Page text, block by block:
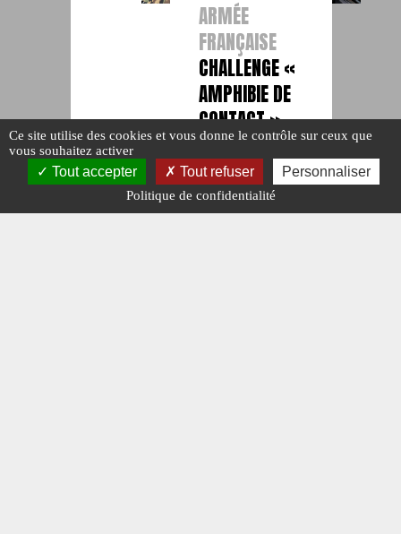
ARMÉE
FRANÇAISE
CHALLENGE «
AMPHIBIE DE
CONTACT »
au 21e RIMa
#EXERCICE.
#INFANTERIE.
#N°481.
Publié le : 8
Ce site utilise des cookies et vous donne le contrôle sur ceux que
vous souhaitez activer
Tout accepter Tout refuser Personnaliser
Politique de confidentialité